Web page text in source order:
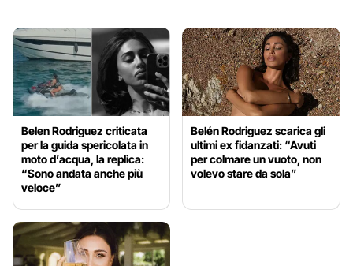
Belen Rodriguez criticata
per la guida spericolata in
moto d’acqua, la replica:
“Sono andata anche più
veloce”
Belén Rodriguez scarica gli
ultimi ex fidanzati: “Avuti
per colmare un vuoto, non
volevo stare da sola”